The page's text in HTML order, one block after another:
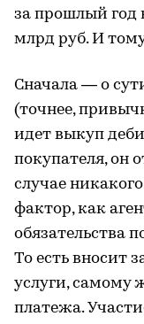
за прошлый год
млрд руб. И
Сначала — о
(точнее,
идет выкуп
покупателя, он
случае
фактор, как
обязательства
То есть вносит
услуги, самому
платежа.